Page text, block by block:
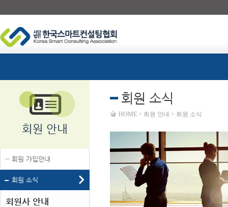
회원 안내
회원 가입안내
회원 소식
회원사 안내
회원 소식
HOME > 회원 안내 > 회원 소식